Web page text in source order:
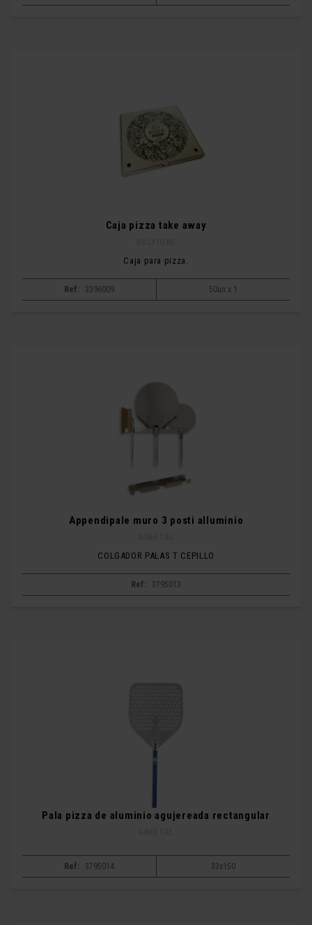
Caja pizza take away
Caja para pizza.
Ref: 3396009 50un x 1
Appendipale muro 3 posti alluminio
COLGADOR PALAS T CEPILLO
Ref: 3795013
Pala pizza de aluminio agujereada rectangular
Ref: 3795014 33x150